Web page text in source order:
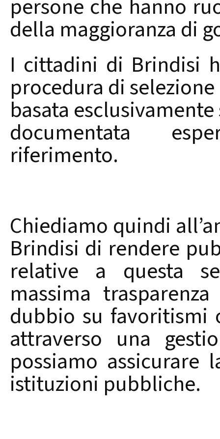
persone che hanno
della maggioranza di
I cittadini di Brindisi
procedura di
basata
documentata
riferimento.
Chiediamo quindi
Brindisi di rendere
relative a questa
massima
dubbio su favoritismi
attraverso una
possiamo
istituzioni pubbliche.